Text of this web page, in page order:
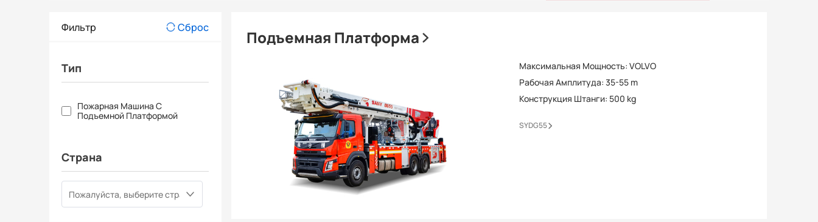
Фильтр Сброс
Тип
Пожарная Машина С
Подъемной Платформой
Страна
Подъемная Платформа
Максимальная Мощность:VOLVO
Рабочая Амплитуда:35-55 m
Конструкция Штанги: 500 kg
SYDG55